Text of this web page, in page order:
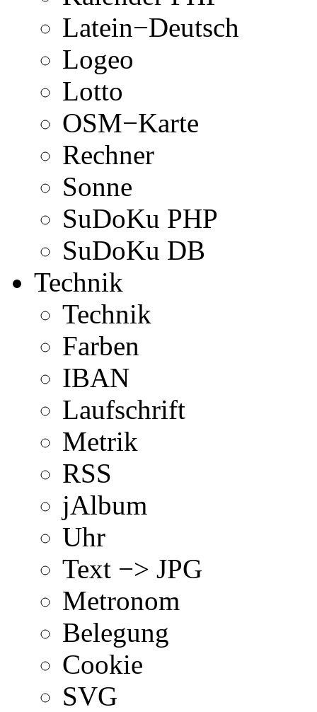
Latein−Deutsch
Logeo
Lotto
OSM−Karte
Rechner
Sonne
SuDoKu PHP
SuDoKu DB
Technik
Technik
Farben
IBAN
Laufschrift
Metrik
RSS
jAlbum
Uhr
Text −> JPG
Metronom
Belegung
Cookie
SVG